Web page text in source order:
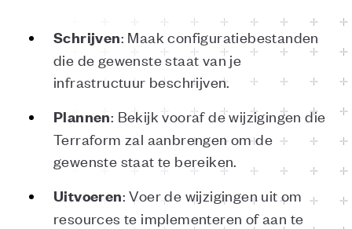
Schrijven: Maak configuratiebestanden
die de gewenste staat van je
infrastructuur beschrijven.
Plannen: Bekijk vooraf de wijzigingen die
Terraform zal aanbrengen om de
gewenste staat te bereiken.
Uitvoeren: Voer de wijzigingen uit om
resources te implementeren of aan te